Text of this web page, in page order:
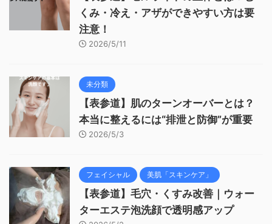
くみ・冷え・アザができやすい方は要
注意！
2026/5/11
未分類
【表参道】肌のターンオーバーとは？
本当に整えるには“排泄と防御”が重要
2026/5/3
フェイシャル 美肌「スキンケア」
【表参道】毛穴・くすみ改善｜ウォー
ターエステ泡洗顔で透明感アップ